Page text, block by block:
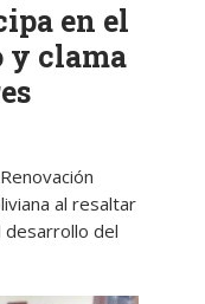
en el
y clama
al resaltar
desarrollo del